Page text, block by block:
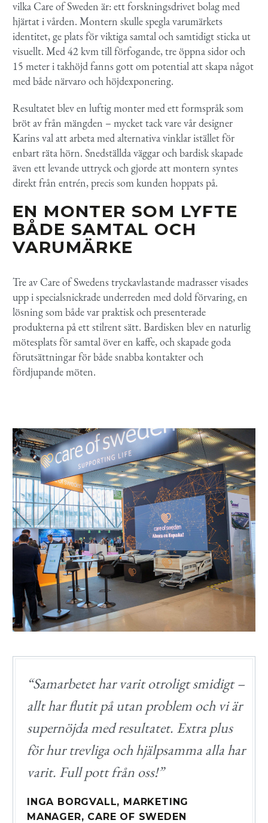
vilka Care of Sweden är: ett forskningsdrivet bolag med
hjärtat i vården. Montern skulle spegla varumärkets
identitet, ge plats för viktiga samtal och samtidigt sticka ut
visuellt. Med 42 kvm till förfogande, tre öppna sidor och
15 meter i takhöjd fanns gott om potential att skapa något
med både närvaro och höjdexponering.
Resultatet blev en luftig monter med ett formspråk som
bröt av från mängden – mycket tack vare vår designer
Karins val att arbeta med alternativa vinklar istället för
enbart räta hörn. Snedställda väggar och bardisk skapade
även ett levande uttryck och gjorde att montern syntes
direkt från entrén, precis som kunden hoppats på.
EN MONTER SOM LYFTE
BÅDE SAMTAL OCH
VARUMÄRKE
Tre av CareofSwedenstryckavlastande madrasser visades
upp i specialsnickrade underreden med dold förvaring, en
lösning som både var praktisk ochpresenterade
produkterna på ett stilrent sätt. Bardisken blev en naturlig
mötesplats för samtal över en kaffe, och skapadegoda
förutsättningar för både snabba kontakter och
fördjupande möten.
“Samarbetet har varit otroligt smidigt –
allt har flutit på utan problem och vi är
supernöjda med resultatet. Extra plus
för hur trevliga och hjälpsamma alla har
varit. Full pott från oss!”
INGA BORGVALL, MARKETING
MANAGER, CARE OF SWEDEN